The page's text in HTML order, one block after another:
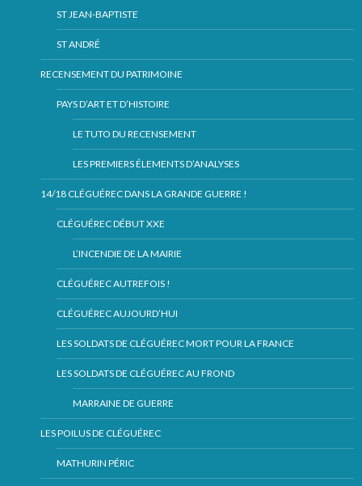
ST JEAN-BAPTISTE
ST ANDRÉ
RECENSEMENT DU PATRIMOINE
PAYS D’ART ET D’HISTOIRE
LE TUTO DU RECENSEMENT
LES PREMIERS ÉLEMENTS D’ANALYSES
14/18 CLÉGUÉREC DANS LA GRANDE GUERRE !
CLÉGUÉREC DÉBUT XXE
L’INCENDIE DE LA MAIRIE
CLÉGUÉREC AUTREFOIS !
CLÉGUÉREC AUJOURD’HUI
LES SOLDATS DE CLÉGUÉREC MORT POUR LA FRANCE
LES SOLDATS DE CLÉGUÉREC AU FROND
MARRAINE DE GUERRE
LES POILUS DE CLÉGUÉREC
MATHURIN PÉRIC